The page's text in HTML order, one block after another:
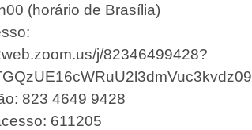
(horário de Brasília)
j/82346499428?
823 4649 9428
611205